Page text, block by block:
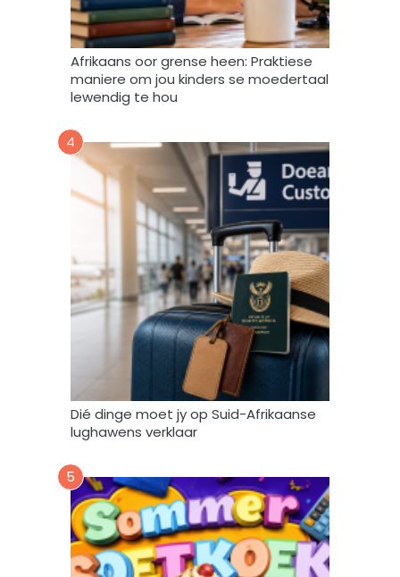
e
r
w
e
r
,
s
o
n
g
e
k
*
Afrikaans oor grense heen: Praktiese
maniere om jou kinders se moedertaal
lewendig te hou
4
Dié dinge moet jy op Suid-Afrikaanse
lughawens verklaar
5